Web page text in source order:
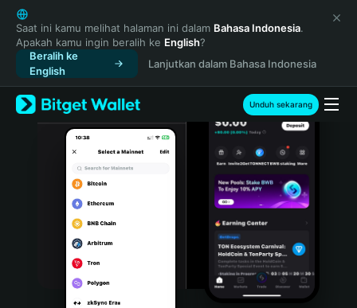
English
日本語
Tiếng Việt
Русский
Español (Latinoamérica)
Türkçe
Italiano
Português (Portugal)
Bahasa Indonesia
Saat ini kamu melihat halaman ini dalam Bahasa Indonesia.
Apakah kamu ingin beralih ke English?
Beralih ke
English
Lanjutkan dalam Bahasa Indonesia
Unduh sekarang